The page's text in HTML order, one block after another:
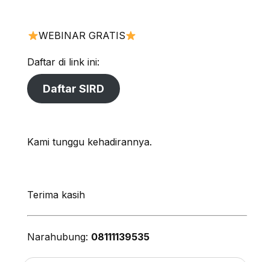
WEBINAR GRATIS
Daftar di link ini:
Daftar SIRD
Kami tunggu kehadirannya.
Terima kasih
Narahubung: 08111139535